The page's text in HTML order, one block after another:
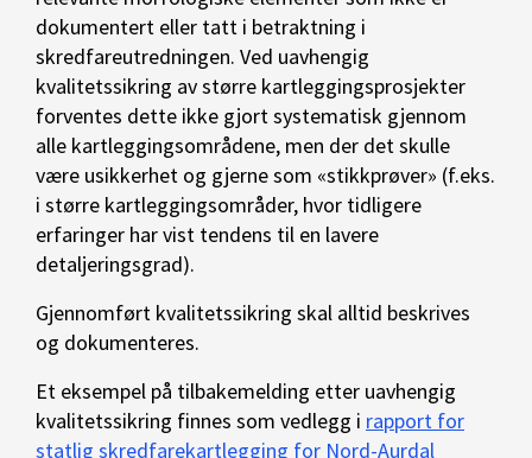
dokumentert eller tatt i betraktning i
skredfareutredningen. Ved uavhengig
kvalitetssikring av større kartleggingsprosjekter
forventes dette ikke gjort systematisk gjennom
alle kartleggingsområdene, men der det skulle
være usikkerhet og gjerne som «stikkprøver» (f.eks.
i større kartleggingsområder, hvor tidligere
erfaringer har vist tendens til en lavere
detaljeringsgrad).
Gjennomført kvalitetssikring skal alltid beskrives
og dokumenteres.
Et eksempel på tilbakemelding etter uavhengig
kvalitetssikring finnes som vedlegg i rapport for
statlig skredfarekartlegging for Nord-Aurdal